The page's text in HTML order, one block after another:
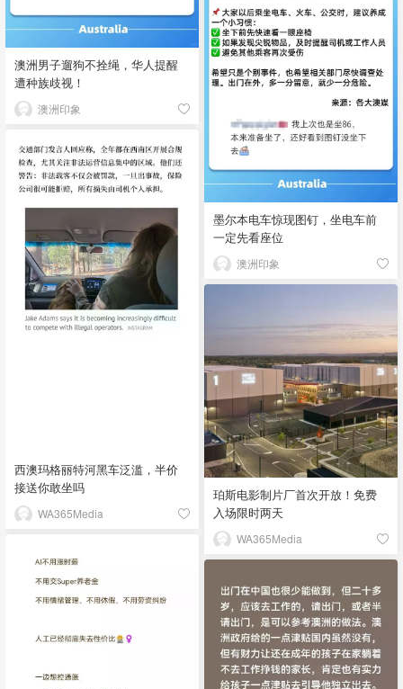
澳洲男子遛狗不拴绳，华人提醒
遭种族歧视！
澳洲印象
墨尔本电车惊现图钉，坐电车前
一定先看座位
澳洲印象
西澳玛格丽特河黑车泛滥，半价
接送你敢坐吗
WA365Media
珀斯电影制片厂首次开放！免费
入场限时两天
WA365Media